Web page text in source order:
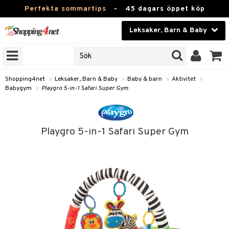
Perfekta sommartips - 45 dagars öppet köp
Leksaker, Barn & Baby
Skönhet
Kontaktlinser
Leksaker, Barn & Baby
Shopping4net » Leksaker, Barn & Baby » Baby & barn » Aktivitet »
Babygym
» Playgro 5-in-1 Safari Super Gym
Playgro 5-in-1 Safari Super Gym